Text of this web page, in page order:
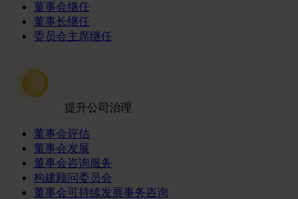
董事会继任
董事长继任
委员会主席继任
提升公司治理
董事会评估
董事会发展
董事会咨询服务
构建顾问委员会
董事会可持续发展事务咨询